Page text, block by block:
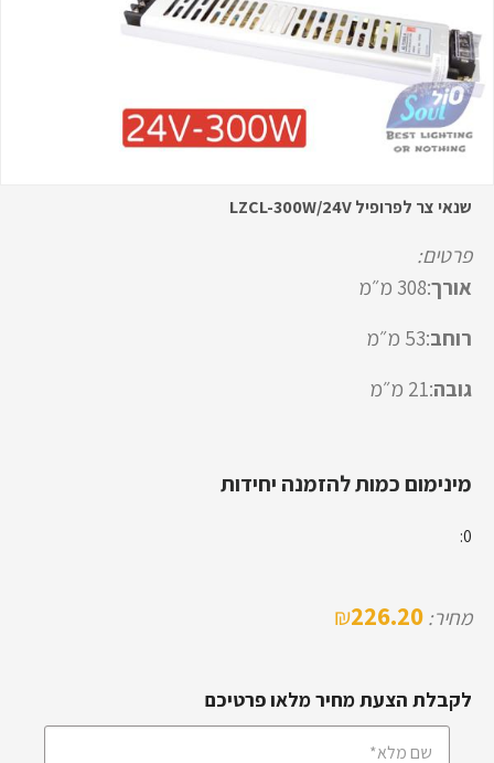
שנאי צר לפרופיל LZCL-300W/24V
פרטים:
אורך:308 מ״מ
רוחב:53 מ״מ
גובה:21 מ״מ
מינימום כמות להזמנה יחידות
0:
מחיר: 226.20
₪
לקבלת הצעת מחיר מלאו פרטיכם